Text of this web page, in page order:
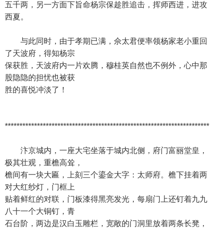
五千两，另一方面下旨命杨宗保趁胜追击，挥师西进，进攻
西夏。
与此同时，由于孝期已满，佘太君便率领杨家老小重回
了天波府，得知杨宗
保获胜，天波府内一片欢腾，穆桂英自然也不例外，心中那
股隐隐的担忧也被获
胜的喜悦冲淡了！
**********************************************************************
汴京城内，一座大宅坐落于城内北侧，府门富丽堂皇，
极其壮观，重檐高耸，
檐间有一块大匾，上刻三个鎏金大字：太师府。檐下挂着两
对大红纱灯，门框上
贴着鲜红的对联，门板漆得黑亮发光，每扇门上还钉着九九
八十一个大铜钉，青
石台阶，两边是汉白玉雕栏，宽敞的门洞里放着两条长凳，